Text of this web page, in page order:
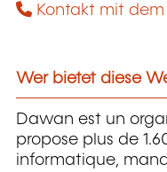
Kontakt mit
Wer bietet diese
Dawan est un
propose plus de
informatique,